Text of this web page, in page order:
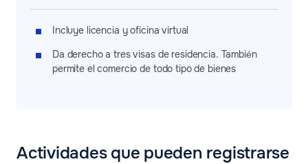
Incluye licencia y oficina virtual
Da derecho a tres visas de residencia. También
permite el comercio de todo tipo de bienes
Actividades que pueden registrarse